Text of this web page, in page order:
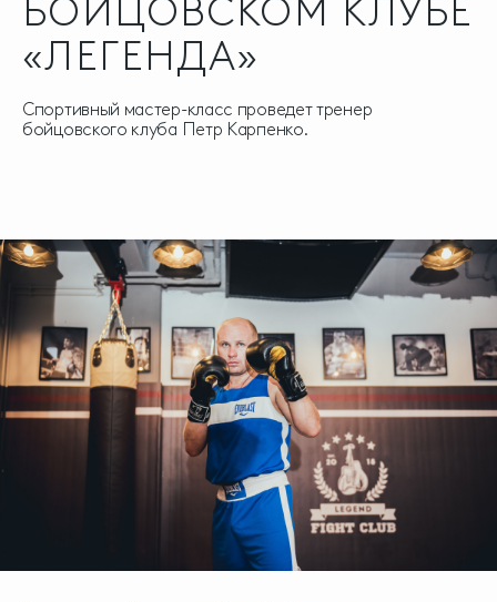
БОЙЦОВСКОМ КЛУБЕ
«ЛЕГЕНДА»
Спортивный мастер-класс проведет тренер
бойцовского клуба Петр Карпенко.